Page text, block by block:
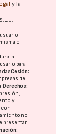
y la
o
la
para
Cesión:
del
Derechos:
y
con
no
presentar